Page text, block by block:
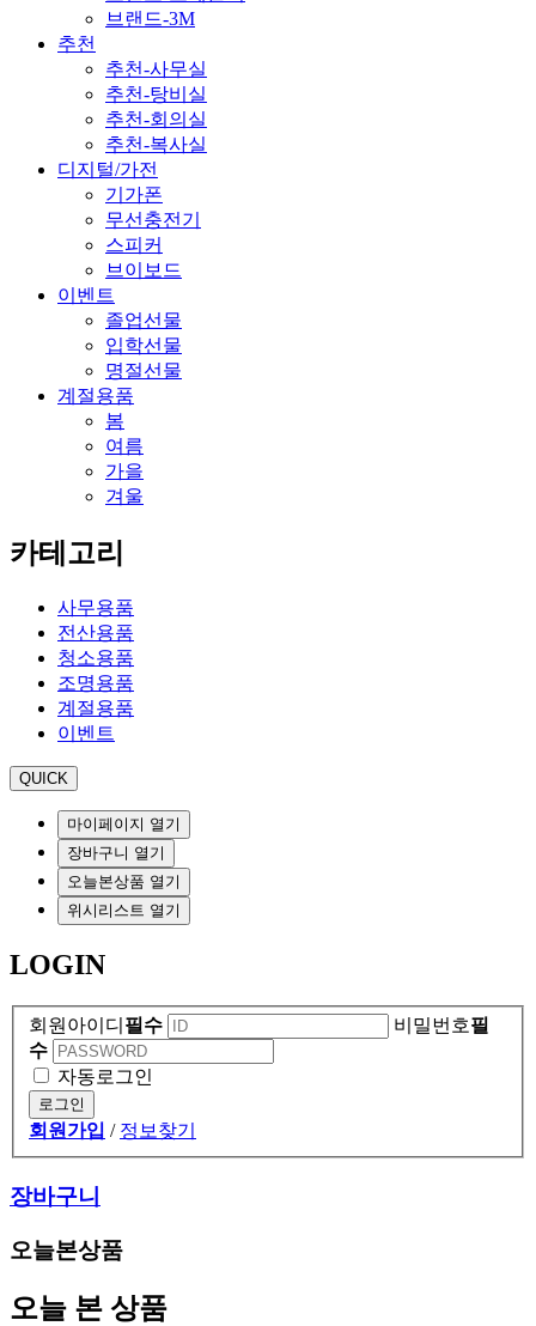
브랜드-3M
추천
추천-사무실
추천-탕비실
추천-회의실
추천-복사실
디지털/가전
기가폰
무선충전기
스피커
브이보드
이벤트
졸업선물
입학선물
명절선물
계절용품
봄
여름
가을
겨울
카테고리
사무용품
전산용품
청소용품
조명용품
계절용품
이벤트
QUICK
마이페이지 열기
장바구니 열기
오늘본상품 열기
위시리스트 열기
LOGIN
회원아이디 필수 비밀번호필
수
자동로그인
로그인
회원가입 / 정보찾기
장바구니
오늘본상품
오늘 본 상품